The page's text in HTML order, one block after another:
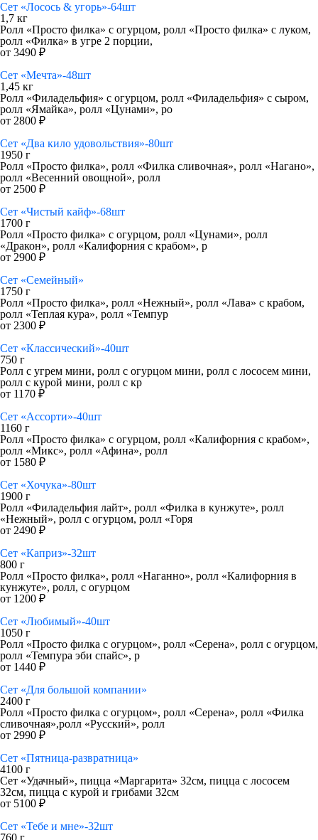
Сет «Лосось & угорь»-64шт
1,7 кг
Ролл «Просто филка» с огурцом, ролл «Просто филка» с луком,
ролл «Филка» в угре 2 порции,
от 3490 ₽
Сет «Мечта»-48шт
1,45 кг
Ролл «Филадельфия» с огурцом, ролл «Филадельфия» с сыром,
ролл «Ямайка», ролл «Цунами», ро
от 2800 ₽
Сет «Два кило удовольствия»-80шт
1950 г
Ролл «Просто филка», ролл «Филка сливочная», ролл «Нагано»,
ролл «Весенний овощной», ролл
от 2500 ₽
Сет «Чистый кайф»-68шт
1700 г
Ролл «Просто филка» с огурцом, ролл «Цунами», ролл
«Дракон», ролл «Калифорния с крабом», р
от 2900 ₽
Сет «Семейный»
1750 г
Ролл «Просто филка», ролл «Нежный», ролл «Лава» с крабом,
ролл «Теплая кура», ролл «Темпур
от 2300 ₽
Сет «Классический»-40шт
750 г
Ролл с угрем мини, ролл с огурцом мини, ролл с лососем мини,
ролл с курой мини, ролл с кр
от 1170 ₽
Сет «Ассорти»-40шт
1160 г
Ролл «Просто филка» с огурцом, ролл «Калифорния с крабом»,
ролл «Микс», ролл «Афина», ролл
от 1580 ₽
Сет «Хочука»-80шт
1900 г
Ролл «Филадельфия лайт», ролл «Филка в кунжуте», ролл
«Нежный», ролл с огурцом, ролл «Горя
от 2490 ₽
Сет «Каприз»-32шт
800 г
Ролл «Просто филка», ролл «Наганно», ролл «Калифорния в
кунжуте», ролл, с огурцом
от 1200 ₽
Сет «Любимый»-40шт
1050 г
Ролл «Просто филка с огурцом», ролл «Серена», ролл с огурцом,
ролл «Темпура эби спайс», р
от 1440 ₽
Сет «Для большой компании»
2400 г
Ролл «Просто филка с огурцом», ролл «Серена», ролл «Филка
сливочная»,ролл «Русский», ролл
от 2990 ₽
Сет «Пятница-развратница»
4100 г
Сет «Удачный», пицца «Маргарита» 32см, пицца с лососем
32см, пицца с курой и грибами 32см
от 5100 ₽
Сет «Тебе и мне»-32шт
760 г